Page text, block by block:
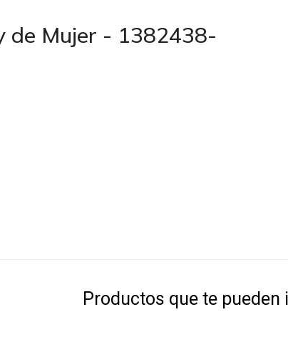
de Mujer - 1382438-
Productos que te pueden